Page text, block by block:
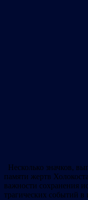
Несколько значков,
памяти жертв
важности сохранения
трагических событий в